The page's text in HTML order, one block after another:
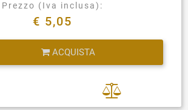
Prezzo (Iva inclusa):
€ 5,05
ACQUISTA